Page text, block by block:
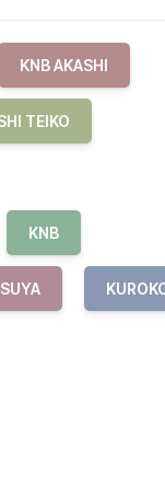
KNB AKASHI
TEIKO
KNB